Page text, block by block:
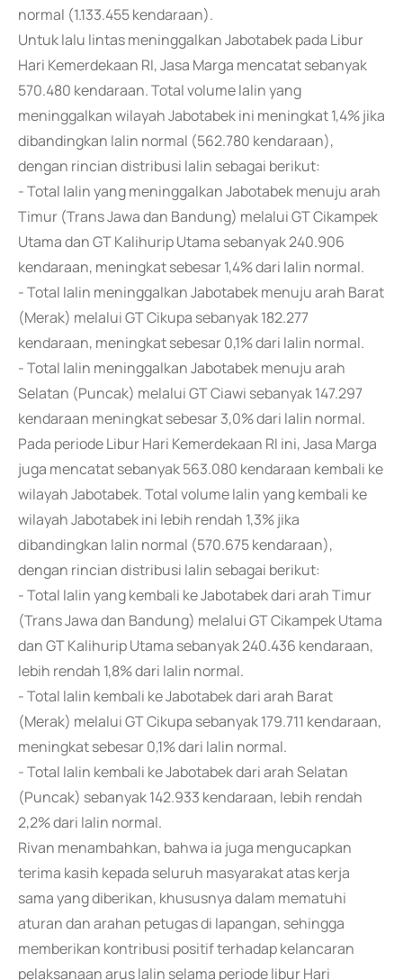
normal (1.133.455 kendaraan).
Untuk lalu lintas meninggalkan Jabotabek pada Libur
Hari Kemerdekaan RI, Jasa Marga mencatat sebanyak
570.480 kendaraan. Total volume lalin yang
meninggalkan wilayah Jabotabek ini meningkat 1,4% jika
dibandingkan lalin normal (562.780 kendaraan),
dengan rincian distribusi lalin sebagai berikut:
- Total lalin yang meninggalkan Jabotabek menuju arah
Timur (Trans Jawa dan Bandung) melalui GT Cikampek
Utama dan GT Kalihurip Utama sebanyak 240.906
kendaraan, meningkat sebesar 1,4% dari lalin normal.
- Total lalin meninggalkan Jabotabek menuju arah Barat
(Merak) melalui GT Cikupa sebanyak 182.277
kendaraan, meningkat sebesar 0,1% dari lalin normal.
- Total lalin meninggalkan Jabotabek menuju arah
Selatan (Puncak) melalui GT Ciawi sebanyak 147.297
kendaraan meningkat sebesar 3,0% dari lalin normal.
Pada periode Libur Hari Kemerdekaan RI ini, Jasa Marga
juga mencatat sebanyak 563.080 kendaraan kembali ke
wilayah Jabotabek. Total volume lalin yang kembali ke
wilayah Jabotabek ini lebih rendah 1,3% jika
dibandingkan lalin normal (570.675 kendaraan),
dengan rincian distribusi lalin sebagai berikut:
- Total lalin yang kembali ke Jabotabek dari arah Timur
(Trans Jawa dan Bandung) melalui GT Cikampek Utama
dan GT Kalihurip Utama sebanyak 240.436 kendaraan,
lebih rendah 1,8% dari lalin normal.
- Total lalin kembali ke Jabotabek dari arah Barat
(Merak) melalui GT Cikupa sebanyak 179.711 kendaraan,
meningkat sebesar 0,1% dari lalin normal.
- Total lalin kembali ke Jabotabek dari arah Selatan
(Puncak) sebanyak 142.933 kendaraan, lebih rendah
2,2% dari lalin normal.
Rivan menambahkan, bahwa ia juga mengucapkan
terima kasih kepada seluruh masyarakat atas kerja
sama yang diberikan, khususnya dalam mematuhi
aturan dan arahan petugas di lapangan, sehingga
memberikan kontribusi positif terhadap kelancaran
pelaksanaan arus lalin selama periode libur Hari